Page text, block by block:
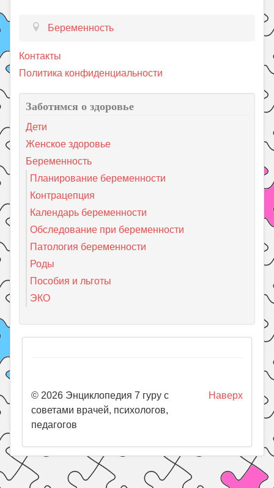
Беременность
Контакты
Политика конфиденциальности
Заботимся о здоровье
Дети
Женское здоровье
Беременность
Планирование беременности
Контрацепция
Календарь беременности
Обследование при беременности
Патология беременности
Роды
Пособия и льготы
ЭКО
Наверх
© 2026 Энциклопедия 7 гуру с
советами врачей, психологов,
педагогов